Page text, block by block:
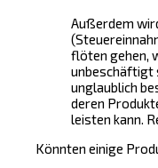
Außerdem
flöten gehen,
unbeschäftigt
unglaublich
deren
leisten kann.
Könnten einige